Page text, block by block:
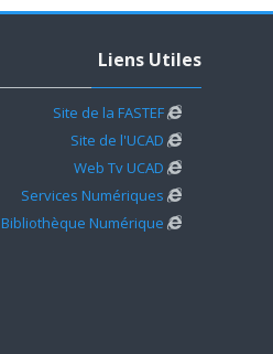
Liens Utiles
Site de la FASTEF
Site de l'UCAD
Web Tv UCAD
Services Numériques
Bibliothèque Numérique